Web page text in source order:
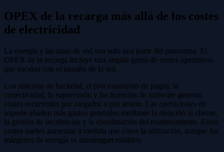
OPEX de la recarga más allá de los costes
de electricidad
La energía y las tasas de red son solo una parte del panorama. El
OPEX de la recarga incluye una amplia gama de costes operativos
que escalan con el tamaño de la red.
Los sistemas de backend, el procesamiento de pagos, la
conectividad, la supervisión y las licencias de software generan
costes recurrentes por cargador o por sesión. Las operaciones de
soporte añaden más gastos generales mediante la atención al cliente,
la gestión de incidencias y la coordinación del mantenimiento. Estos
costes suelen aumentar a medida que crece la utilización, aunque los
márgenes de energía se mantengan estables.